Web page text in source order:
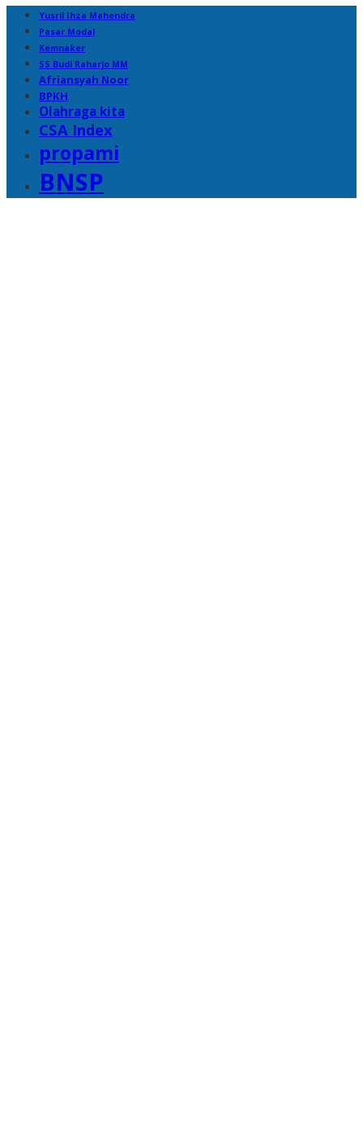
Yusril Ihza Mahendra
Pasar Modal
Kemnaker
SS Budi Raharjo MM
Afriansyah Noor
BPKH
Olahraga kita
CSA Index
propami
BNSP